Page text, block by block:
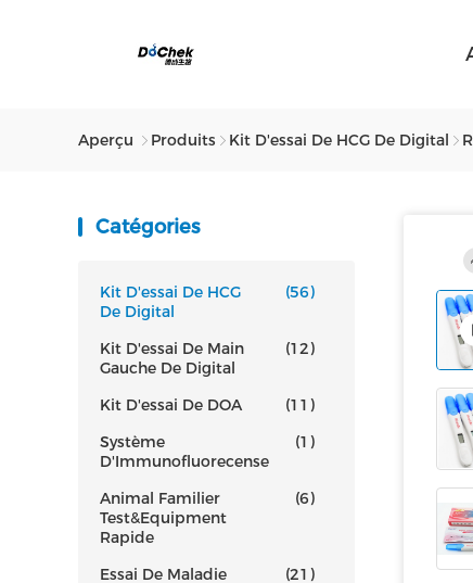
Aperçu Produits Kit D'essai De HCG De Digital
Catégories
Kit D'essai De HCG
De Digital
(56)
Kit D'essai De Main
Gauche De Digital
(12)
Kit D'essai De DOA
(11)
Système
D'Immunofluorecense
(1)
Animal Familier
Test&Equipment
Rapide
(6)
Essai De Maladie
(21)